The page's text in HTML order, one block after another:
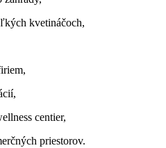
kvetináčoch,
centier,
priestorov.